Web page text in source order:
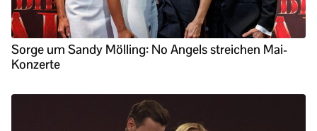
Sorge um Sandy Mölling: No Angels streichen Mai-
Konzerte